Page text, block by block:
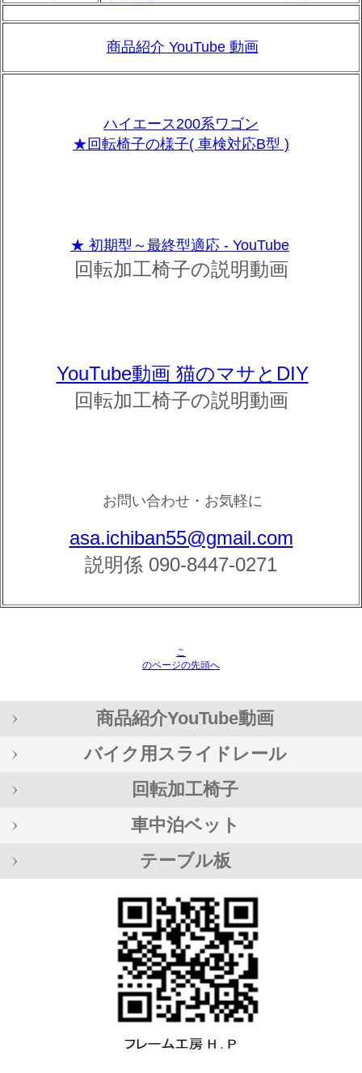
商品紹介 YouTube 動画
ハイエース200系ワゴン
★回転椅子の様子( 車検対応B型 )
★ 初期型～最終型適応 - YouTube
回転加工椅子の説明動画
YouTube動画 猫のマサとDIY
回転加工椅子の説明動画
お問い合わせ・お気軽に
asa.ichiban55@gmail.com
説明係 090-8447-0271
こ
のページの先頭へ
商品紹介YouTube動画
バイク用スライドレール
回転加工椅子
車中泊ベット
テーブル板